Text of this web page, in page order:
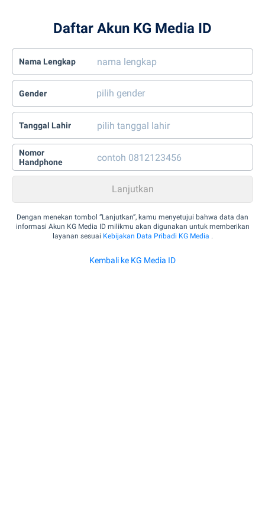
Daftar Akun KG Media ID
Nama Lengkap
Gender
Tanggal Lahir
Nomor
Handphone
Dengan menekan tombol “Lanjutkan”, kamu menyetujui bahwa data dan
informasi Akun KG Media ID milikmu akan digunakan untuk memberikan
layanan sesuai Kebijakan Data Pribadi KG Media .
Kembali ke KG Media ID